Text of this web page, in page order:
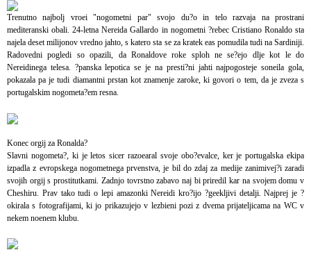
Trenutno najbolj vroei "nogometni par" svojo du?o in telo razvaja na prostrani
mediteranski obali. 24-letna Nereida Gallardo in nogometni ?rebec Cristiano Ronaldo sta
najela deset milijonov vredno jahto, s katero sta se za kratek eas pomudila tudi na Sardiniji.
Radovedni pogledi so opazili, da Ronaldove roke sploh ne se?ejo dlje kot le do
Nereidinega telesa. ?panska lepotica se je na presti?ni jahti najpogosteje soneila gola,
pokazala pa je tudi diamantni prstan kot znamenje zaroke, ki govori o tem, da je zveza s
portugalskim nogometa?em resna.
Konec orgij za Ronalda?
Slavni nogometa?, ki je letos sicer razoearal svoje obo?evalce, ker je portugalska ekipa
izpadla z evropskega nogometnega prvenstva, je bil do zdaj za medije zanimivej?i zaradi
svojih orgij s prostitutkami. Zadnjo tovrstno zabavo naj bi priredil kar na svojem domu v
Cheshiru. Prav tako tudi o lepi amazonki Nereidi kro?ijo ?geekljivi detalji. Najprej je ?
okirala s fotografijami, ki jo prikazujejo v lezbieni pozi z dvema prijateljicama na WC v
nekem noenem klubu.